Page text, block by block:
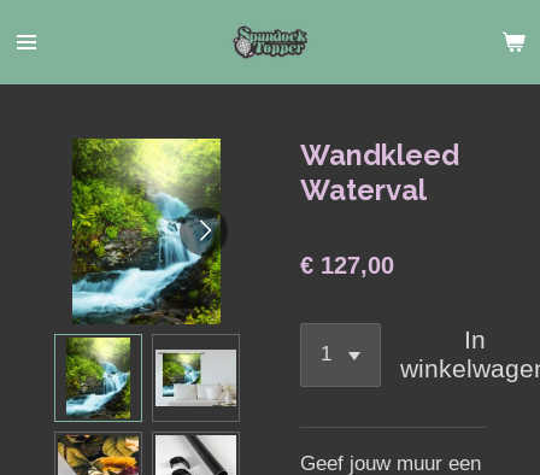
direct
naar
hoofdinhoud
Wandkleed
Waterval
€ 127,00
In
Geef jouw muur een